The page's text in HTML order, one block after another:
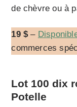
de chèvre ou à
19 $–
commerces
Lot 100 dix
Potelle